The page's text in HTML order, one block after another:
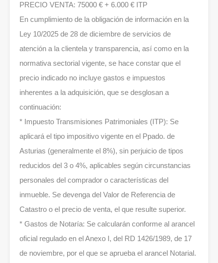
PRECIO VENTA: 75000 € + 6.000 € ITP
En cumplimiento de la obligación de información en la
Ley 10/2025 de 28 de diciembre de servicios de
atención a la clientela y transparencia, así como en la
normativa sectorial vigente, se hace constar que el
precio indicado no incluye gastos e impuestos
inherentes a la adquisición, que se desglosan a
continuación:
* Impuesto Transmisiones Patrimoniales (ITP): Se
aplicará el tipo impositivo vigente en el Ppado. de
Asturias (generalmente el 8%), sin perjuicio de tipos
reducidos del 3 o 4%, aplicables según circunstancias
personales del comprador o características del
inmueble. Se devenga del Valor de Referencia de
Catastro o el precio de venta, el que resulte superior.
* Gastos de Notaría: Se calcularán conforme al arancel
oficial regulado en el Anexo I, del RD 1426/1989, de 17
de noviembre, por el que se aprueba el arancel Notarial.